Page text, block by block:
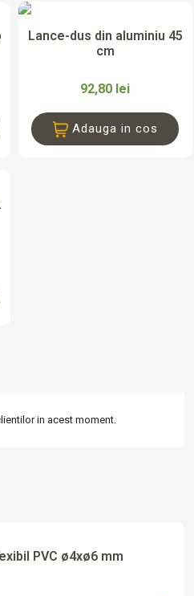
Lance-dus din aluminiu 45
cm
92,80 lei
Adauga in cos
in acest moment.
PVC ø4xø6 mm